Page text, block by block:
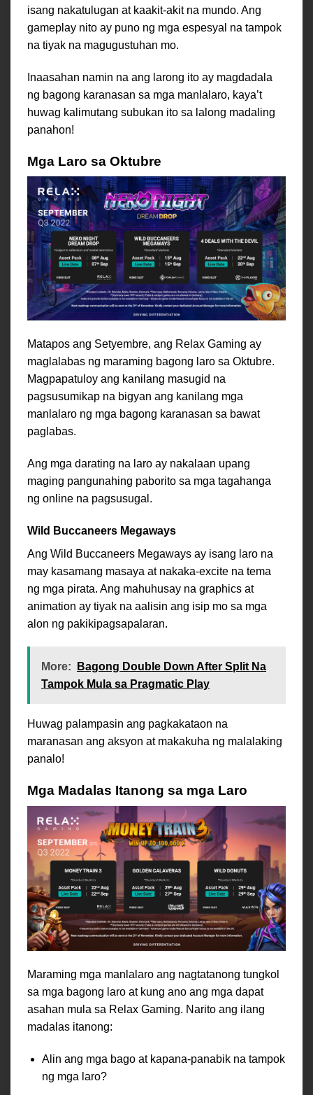
isang nakatulugan at kaakit-akit na mundo. Ang
gameplay nito ay puno ng mga espesyal na tampok
na tiyak na magugustuhan mo.
Inaasahan namin na ang larong ito ay magdadala
ng bagong karanasan sa mga manlalaro, kaya’t
huwag kalimutang subukan ito sa lalong madaling
panahon!
Mga Laro sa Oktubre
Matapos ang Setyembre, ang Relax Gaming ay
maglalabas ng maraming bagong laro sa Oktubre.
Magpapatuloy ang kanilang masugid na
pagsusumikap na bigyan ang kanilang mga
manlalaro ng mga bagong karanasan sa bawat
paglabas.
Ang mga darating na laro ay nakalaan upang
maging pangunahing paborito sa mga tagahanga
ng online na pagsusugal.
Wild Buccaneers Megaways
Ang Wild Buccaneers Megaways ay isang laro na
may kasamang masaya at nakaka-excite na tema
ng mga pirata. Ang mahuhusay na graphics at
animation ay tiyak na aalisin ang isip mo sa mga
alon ng pakikipagsapalaran.
More:
Bagong Double Down After Split Na
Tampok Mula sa Pragmatic Play
Huwag palampasin ang pagkakataon na
maranasan ang aksyon at makakuha ng malalaking
panalo!
Mga Madalas Itanong sa mga Laro
Maraming mga manlalaro ang nagtatanong tungkol
sa mga bagong laro at kung ano ang mga dapat
asahan mula sa Relax Gaming. Narito ang ilang
madalas itanong:
Alin ang mga bago at kapana-panabik na tampok
ng mga laro?